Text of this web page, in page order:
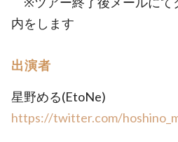
内をします
出演者
星野める(EtoNe)
https://twitter.com/